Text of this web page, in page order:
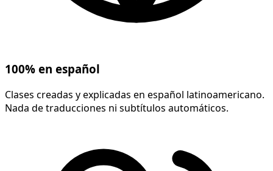
100% en español
Clases creadas y explicadas en español latinoamericano.
Nada de traducciones ni subtítulos automáticos.